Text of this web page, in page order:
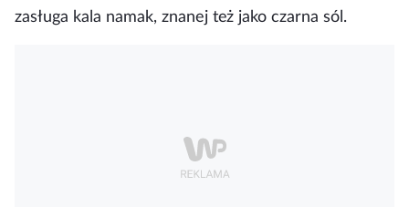
zasługa kala namak, znanej też jako czarna sól.